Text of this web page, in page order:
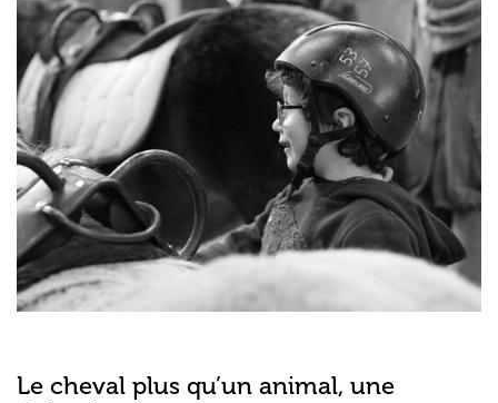
Le cheval plus qu’un animal, une